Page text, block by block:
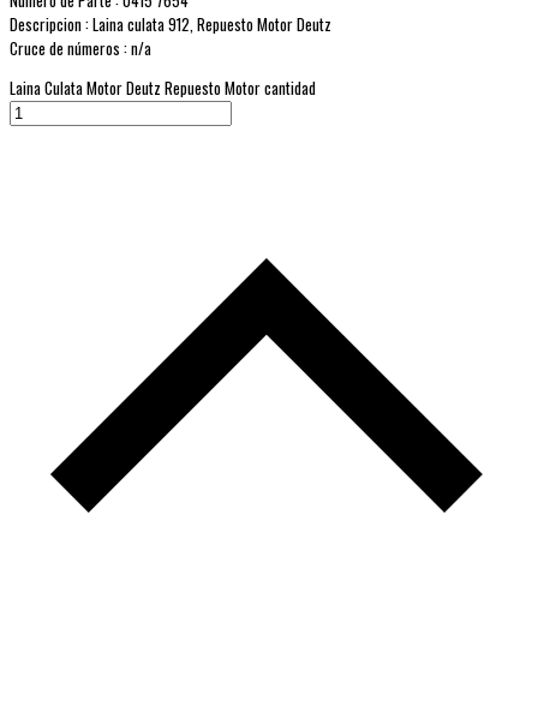
Descripcion : Laina culata 912, Repuesto Motor Deutz
Cruce de números : n/a
Laina Culata Motor Deutz Repuesto Motor cantidad